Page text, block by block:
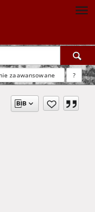
zaawansowane ?